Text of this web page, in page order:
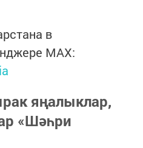
в
MАХ:
яңалыклар,
«Шәһри